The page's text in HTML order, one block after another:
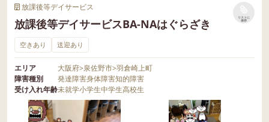
放課後等デイサービス
放課後等デイサービスBA-NAはぐらざき
リストに
保存
空きあり 送迎あり
エリア 大阪府>泉佐野市>羽倉崎上町
障害種別
発達障害身体障害知的障害
受け入れ年齢未就学小学生中学生高校生